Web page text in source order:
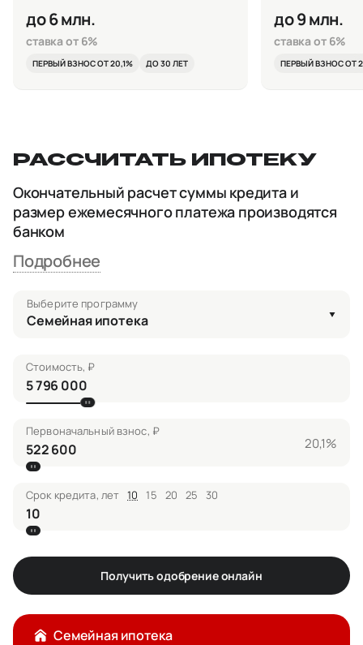
до 6 млн.
ставка от 6%
ПЕРВЫЙ ВЗНОС ОТ 20,1% ДО 30 ЛЕТ
до 9 млн.
ставка от 6%
ПЕРВЫЙ ВЗНОС ОТ
РАССЧИТАТЬ ИПОТЕКУ
Окончательный расчет суммы кредита и
размер ежемесячного платежа производятся
банком
Подробнее
Выберите программу
Семейная ипотека
Стоимость, ₽
Первоначальный взнос, ₽
20,1%
Срок кредита, лет 10 15 20 25 30
Получить одобрение онлайн
Семейная ипотека